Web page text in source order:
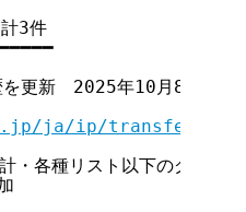
3件
更新　2025年10月8日現在
ja/ip/transfer/
・各種リスト以下のグラフ